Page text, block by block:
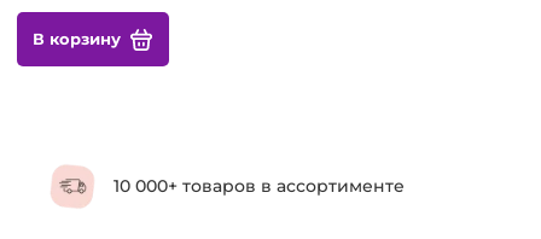
В корзину
10 000+ товаров в ассортименте